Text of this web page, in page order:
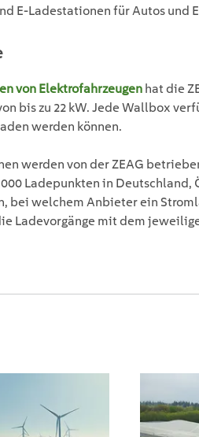
E-Ladestationen für Autos und
von Elektrofahrzeugenhat die
bis zu 22 kW. Jede Wallbox
werden können.
werden von der ZEAG
Ladepunkten in Deutschland,
bei welchem Anbieter ein
Ladevorgänge mit dem